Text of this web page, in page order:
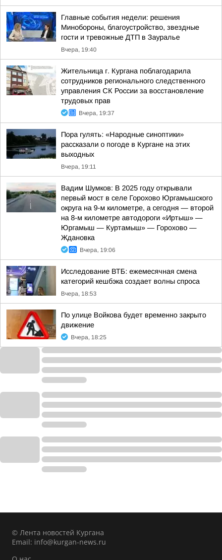
Главные события недели: решения
Минобороны, благоустройство, звездные
гости и тревожные ДТП в Зауралье
Вчера, 19:40
Жительница г. Кургана поблагодарила
сотрудников регионального следственного
управления СК России за восстановление
трудовых прав
Вчера, 19:37
Пора гулять: «Народные синоптики»
рассказали о погоде в Кургане на этих
выходных
Вчера, 19:11
Вадим Шумков: В 2025 году открывали
первый мост в селе Горохово Юргамышского
округа на 9-м километре, а сегодня — второй
на 8-м километре автодороги «Иртыш» —
Юргамыш — Куртамыш» — Горохово —
Ждановка
Вчера, 19:06
Исследование ВТБ: ежемесячная смена
категорий кешбэка создает волны спроса
Вчера, 18:53
По улице Войкова будет временно закрыто
движение
Вчера, 18:25
© Лента новостей Кургана
Email: info@kurgan-news.ru